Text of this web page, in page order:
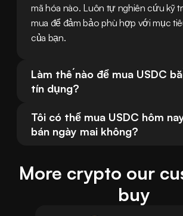
mã hóa nào. Luôn tự nghiên cứu kỹ
mua để đảm bảo phù hợp với mục
của bạn.
Làm thế nào để mua USDC
tín dụng?
Tôi có thể mua USDC hôm
bán ngày mai không?
More crypto our
buy